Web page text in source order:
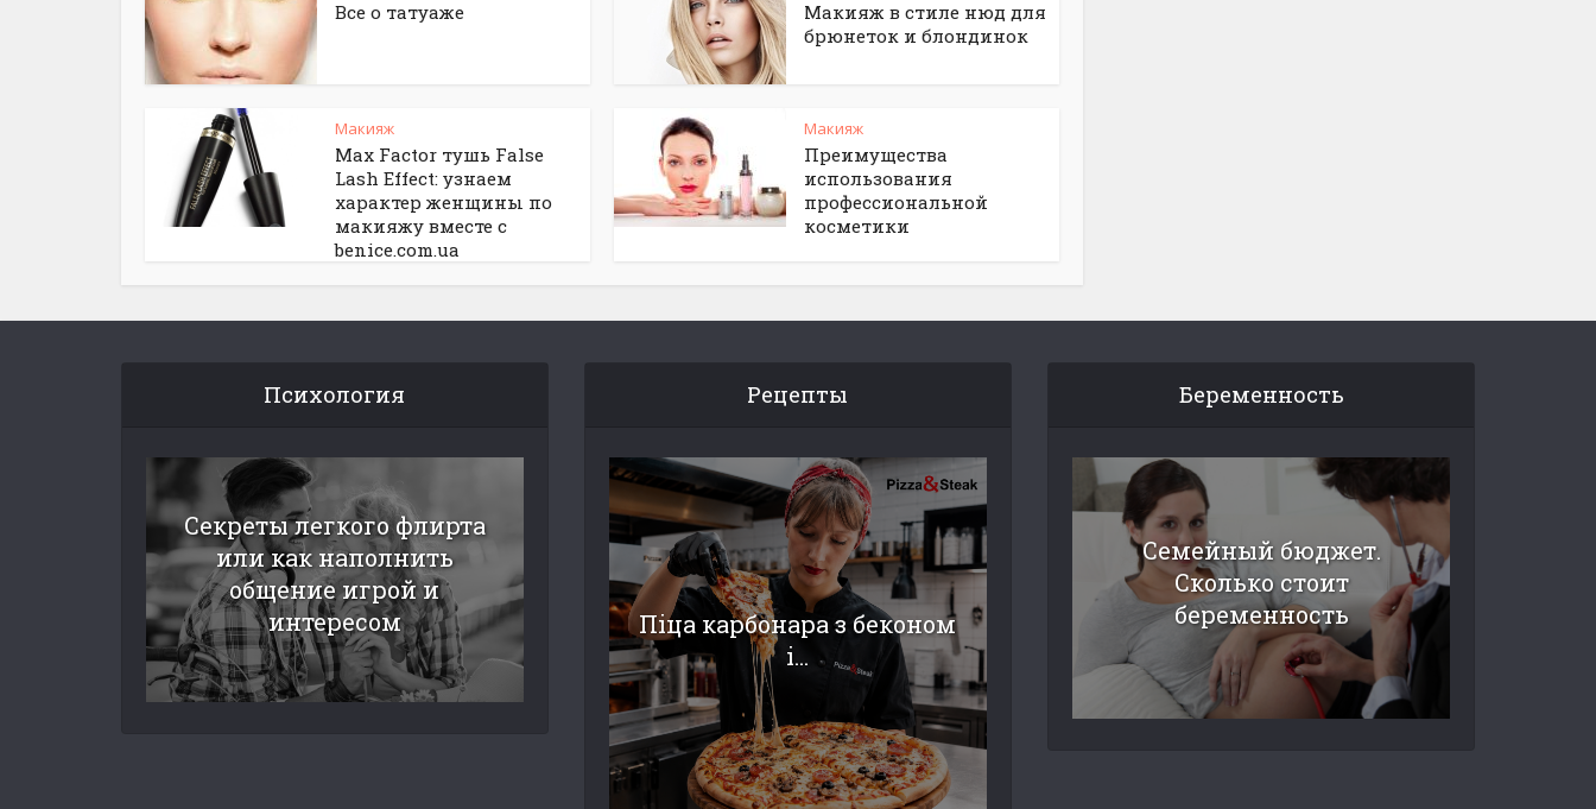
Все о татуаже
Макияж в стиле нюд для
брюнеток и блондинок
Макияж
Max Factor тушь False
Lash Effect: узнаем
характер женщины по
макияжу вместе с
benice.com.ua
Макияж
Преимущества
использования
профессиональной
косметики
Психология
Секреты легкого флирта
или как наполнить
общение игрой и
интересом
Рецепты
Піца карбонара з беконом
і...
Беременность
Семейный бюджет.
Сколько стоит
беременность